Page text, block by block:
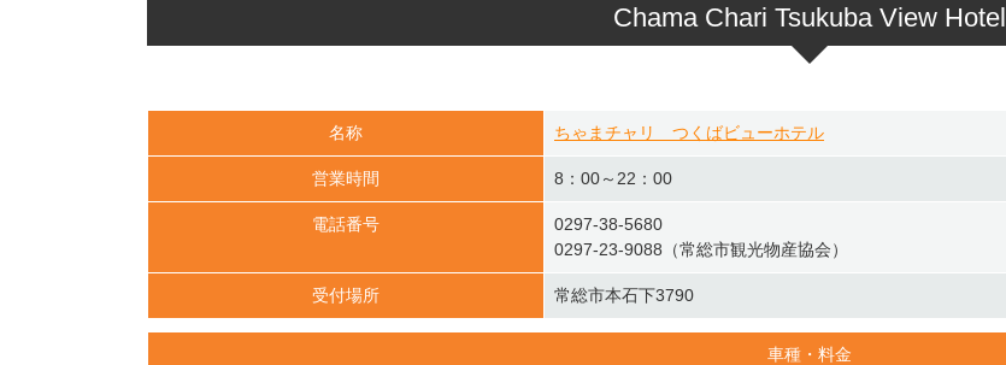
Chama Chari Tsukuba View Hotel
名称 ちゃまチャリ つくばビューホテル
営業時間 8：00～22：00
電話番号
0297-38-5680
0297-23-9088（常総市観光物産協会）
受付場所 常総市本石下3790
車種・料金